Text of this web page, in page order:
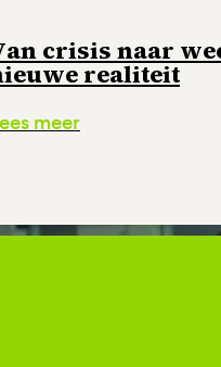
crisis naar
realiteit
meer